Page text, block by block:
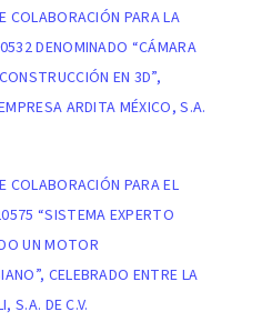
COLABORACIÓN PARA LA
DENOMINADO “CÁMARA
EN 3D”,
ARDITA MÉXICO, S.A.
COLABORACIÓN PARA EL
“SISTEMA EXPERTO
UN MOTOR
CELEBRADO ENTRE LA
S.A. DE C.V.